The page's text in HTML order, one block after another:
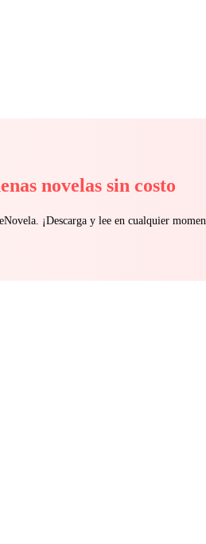
novelas sin costo
¡Descarga y lee en cualquier